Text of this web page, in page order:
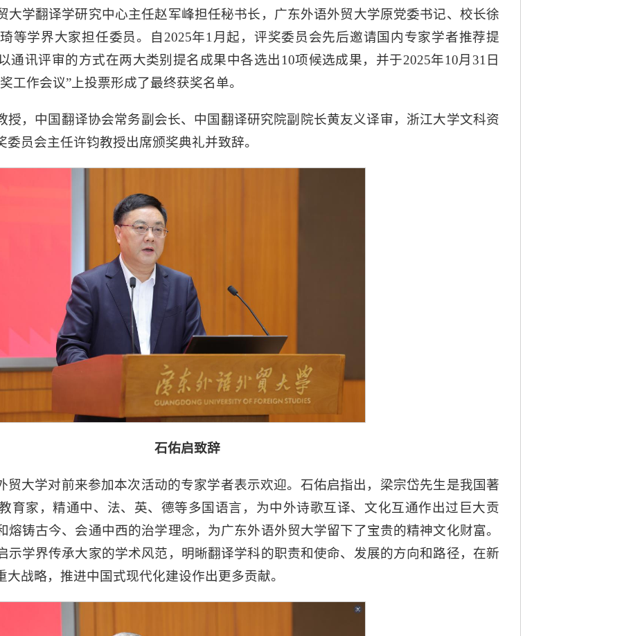
大学翻译学研究中心主任赵军峰担任秘书长，广东外语外贸大学原党委书记、校长徐
等学界大家担任委员。自2025年1月起，评奖委员会先后邀请国内专家学者推荐提
通讯评审的方式在两大类别提名成果中各选出10项候选成果，并于2025年10月31日
工作会议”上投票形成了最终获奖名单。
授，中国翻译协会常务副会长、中国翻译研究院副院长黄友义译审，浙江大学文科资
员会主任许钧教授出席颁奖典礼并致辞。
石佑启致辞
贸大学对前来参加本次活动的专家学者表示欢迎。石佑启指出，梁宗岱先生是我国著
育家，精通中、法、英、德等多国语言，为中外诗歌互译、文化互通作出过巨大贡
熔铸古今、会通中西的治学理念，为广东外语外贸大学留下了宝贵的精神文化财富。
示学界传承大家的学术风范，明晰翻译学科的职责和使命、发展的方向和路径，在新
战略，推进中国式现代化建设作出更多贡献。